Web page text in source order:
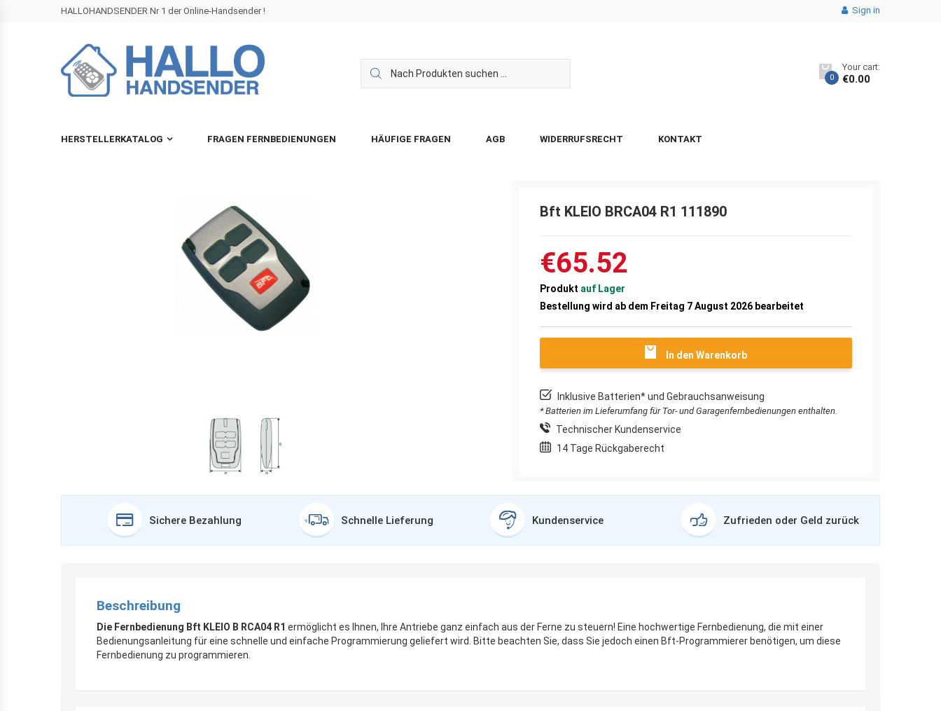
HALLOHANDSENDER Nr 1 der Online-Handsender ! Sign in
0
Your cart:
€0.00
HERSTELLERKATALOG FRAGEN FERNBEDIENUNGEN HÄUFIGE FRAGEN AGB WIDERRUFSRECHT KONTAKT
Bft KLEIO BRCA04 R1 111890
€65.52
Produkt auf Lager
Bestellung wird ab dem Freitag 7 August 2026 bearbeitet
In den Warenkorb
Inklusive Batterien* und Gebrauchsanweisung
* Batterien im Lieferumfang für Tor- und Garagenfernbedienungen enthalten.
Technischer Kundenservice
14 Tage Rückgaberecht
Sichere Bezahlung Schnelle Lieferung Kundenservice Zufrieden oder Geld zurück
Beschreibung
Die Fernbedienung Bft KLEIO B RCA04 R1 ermöglicht es Ihnen, Ihre Antriebe ganz einfach aus der Ferne zu steuern! Eine hochwertige Fernbedienung, die mit einer
Bedienungsanleitung für eine schnelle und einfache Programmierung geliefert wird. Bitte beachten Sie, dass Sie jedoch einen Bft-Programmierer benötigen, um diese
Fernbedienung zu programmieren.